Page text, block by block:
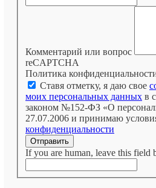
Комментарий или вопрос
reCAPTCHA
Политика
Ставя отметку, я даю свое
моих персональных данных в
законом №152-ФЗ «О
27.07.2006 и принимаю
конфиденциальности
Отправить
If you are human, leave this field